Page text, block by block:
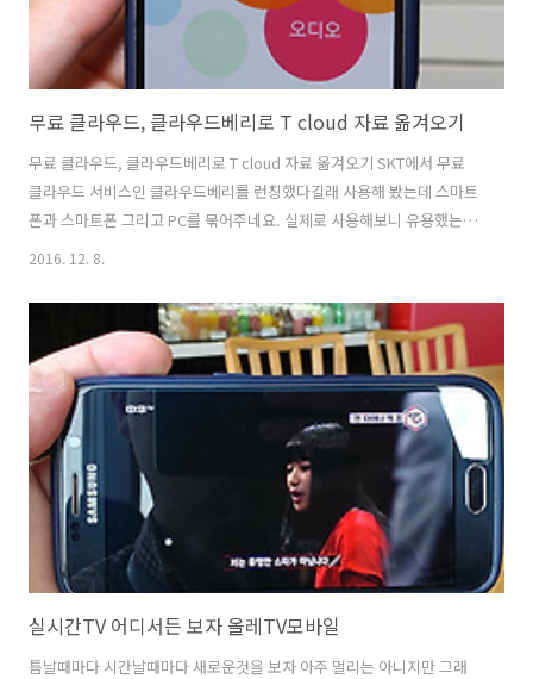
무료 클라우드, 클라우드베리로 T cloud 자료 옮겨오기
무료 클라우드, 클라우드베리로 T cloud 자료 옮겨오기 SKT에서 무료
클라우드 서비스인 클라우드베리를 런칭했다길래 사용해 봤는데 스마트
폰과 스마트폰 그리고 PC를 묶어주네요. 실제로 사용해보니 유용했는데
요. 그래서 오늘은 클라우드베리를 활용해 무료 클라우드 이용하기와 숨
니다. 런칭한지 오래되지 않은 클라우드 서비스라 생소하신 분들도 있을
텐데요. 기존에 SKT에서 제공하던 T cloud 서비스가 종료되고, 새로 런
칭한 무료 클라우드 서비스라고 생각하시면 편할 것 같습니다. 클라우드
베리 (CLOUDBERRY) 통신사와 상관없이 누구나 무료로 사용이 가능한
클라우드 서비스로 스마트폰 사진을 PC로 옮기거나 또는 PC 영상을 스
마트폰으로 ..
2016. 12. 8.
실시간TV 어디서든 보자 올레TV모바일
틈날때마다 시간날때마다 새로운것을 보자 아주 멀리는 아니지만 그래